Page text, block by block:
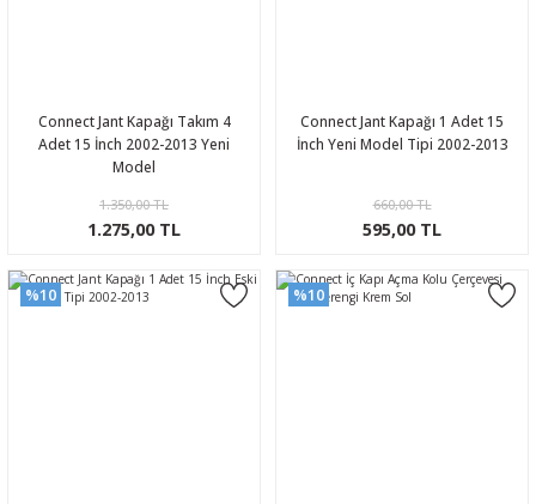
Connect Jant Kapağı Takım 4
Adet 15 İnch 2002-2013 Yeni
Model
1.350,00 TL
1.275,00 TL
Connect Jant Kapağı 1 Adet 15
İnch Yeni Model Tipi 2002-2013
660,00 TL
595,00 TL
%10 %10